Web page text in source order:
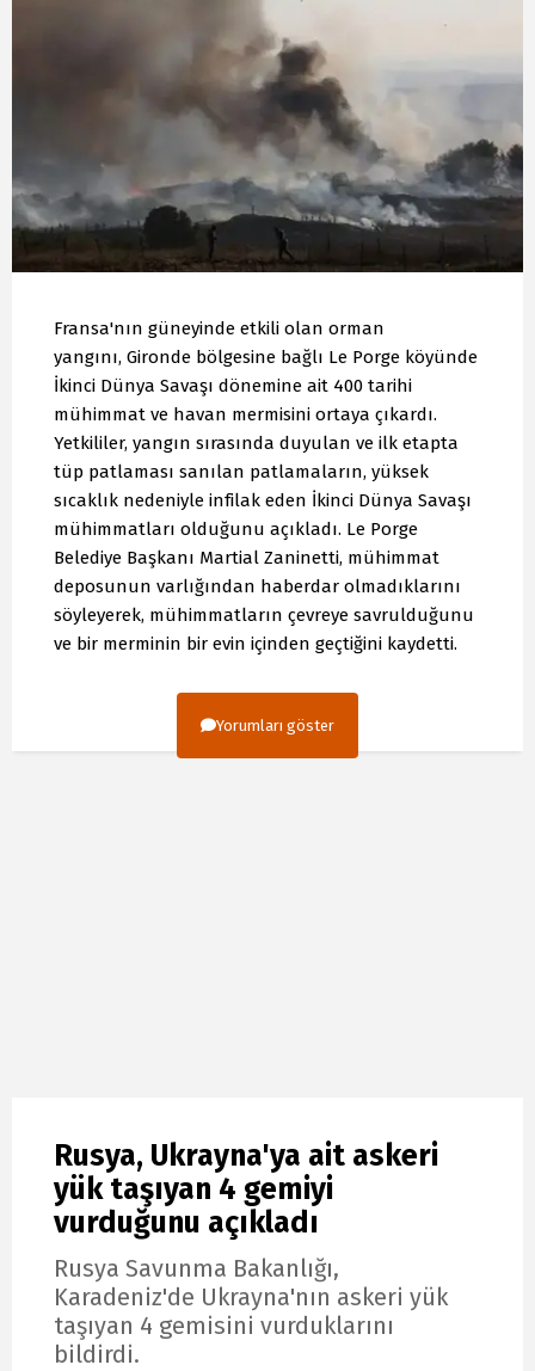
Fransa'nın güneyinde etkili olan orman
yangını, Gironde bölgesine bağlı Le Porge köyünde
İkinci Dünya Savaşı dönemine ait 400 tarihi
mühimmat ve havan mermisini ortaya çıkardı.
Yetkililer, yangın sırasında duyulan ve ilk etapta
tüp patlaması sanılan patlamaların, yüksek
sıcaklık nedeniyle infilak eden İkinci Dünya Savaşı
mühimmatları olduğunu açıkladı. Le Porge
Belediye Başkanı Martial Zaninetti, mühimmat
deposunun varlığından haberdar olmadıklarını
söyleyerek, mühimmatların çevreye savrulduğunu
ve bir merminin bir evin içinden geçtiğini kaydetti.
Yorumları göster
Rusya, Ukrayna'ya ait askeri
yük taşıyan 4 gemiyi
vurduğunu açıkladı
Rusya Savunma Bakanlığı,
Karadeniz'de Ukrayna'nın askeri yük
taşıyan 4 gemisini vurduklarını
bildirdi.